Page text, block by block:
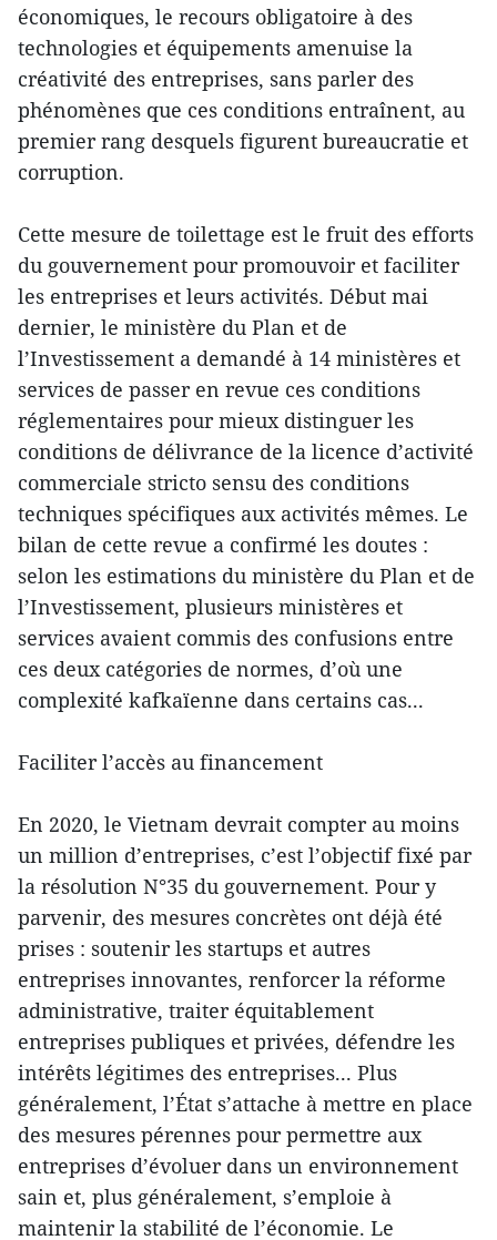
économiques, le recours obligatoire à des
technologies et équipements amenuise la
créativité des entreprises, sans parler des
phénomènes que ces conditions entraînent, au
premier rang desquels figurent bureaucratie et
corruption.
Cette mesure de toilettage est le fruit des efforts
du gouvernement pour promouvoir et faciliter
les entreprises et leurs activités. Début mai
dernier, le ministère du Plan et de
l’Investissement a demandé à 14 ministères et
services de passer en revue ces conditions
réglementaires pour mieux distinguer les
conditions de délivrance de la licence d’activité
commerciale stricto sensu des conditions
techniques spécifiques aux activités mêmes. Le
bilan de cette revue a confirmé les doutes :
selon les estimations du ministère du Plan et de
l’Investissement, plusieurs ministères et
services avaient commis des confusions entre
ces deux catégories de normes, d’où une
complexité kafkaïenne dans certains cas...
Faciliter l’accès au financement
En 2020, le Vietnam devrait compter au moins
un million d’entreprises, c’est l’objectif fixé par
la résolution N°35 du gouvernement. Pour y
parvenir, des mesures concrètes ont déjà été
prises : soutenir les startups et autres
entreprises innovantes, renforcer la réforme
administrative, traiter équitablement
entreprises publiques et privées, défendre les
intérêts légitimes des entreprises... Plus
généralement, l’État s’attache à mettre en place
des mesures pérennes pour permettre aux
entreprises d’évoluer dans un environnement
sain et, plus généralement, s’emploie à
maintenir la stabilité de l’économie. Le